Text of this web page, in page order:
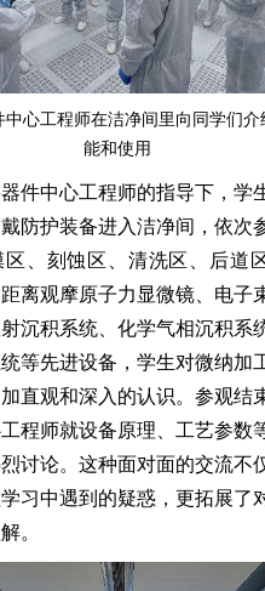
中心工程师在洁净间里向同学们介
能和使用
件中心工程师的指导下，学
防护装备进入洁净间，依次
、刻蚀区、清洗区、后道
离观摩原子力显微镜、电子
沉积系统、化学气相沉积系
等先进设备，学生对微纳加
直观和深入的认识。参观结
程师就设备原理、工艺参数
讨论。这种面对面的交流不
习中遇到的疑惑，更拓展了
。